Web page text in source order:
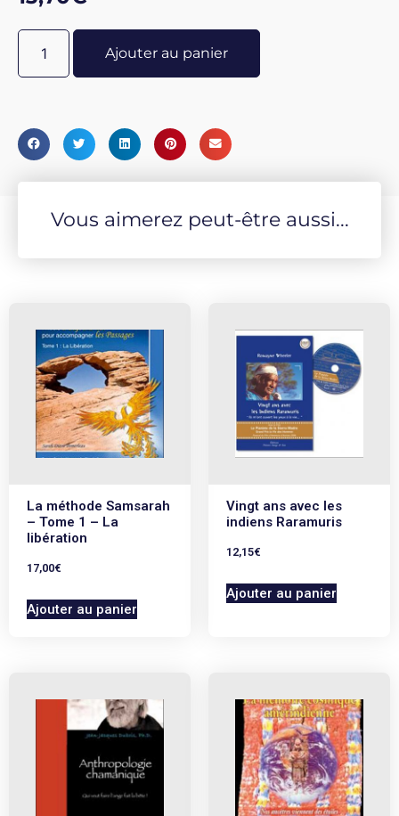
Ajouter au panier
Vous aimerez peut-être aussi...
La méthode Samsarah
– Tome 1 – La
libération
17,00€
Ajouter au panier
Vingt ans avec les
indiens Raramuris
12,15€
Ajouter au panier